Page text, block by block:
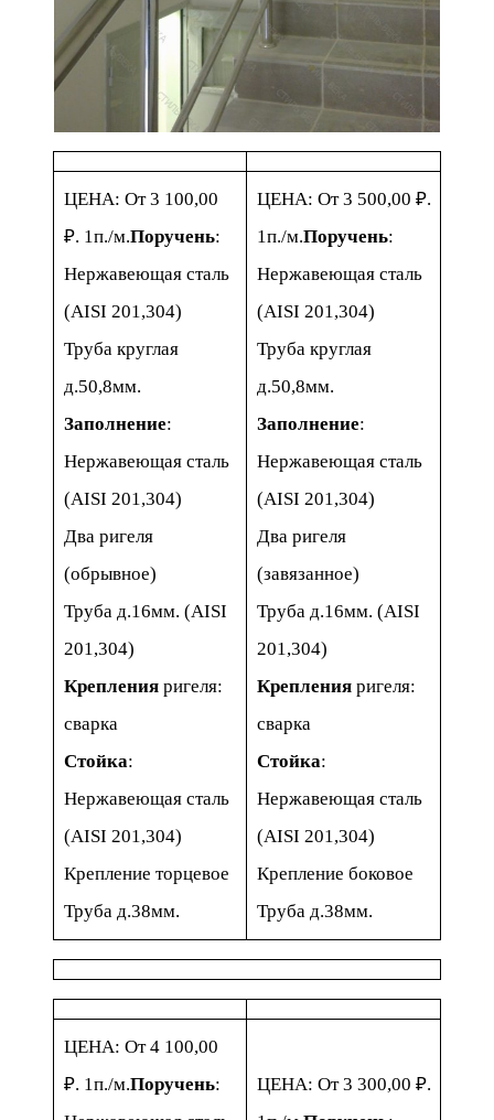
ЦЕНА: От 3 100,00
₽. 1п./м.Поручень:
Нержавеющая сталь
(AISI 201,304)
Труба круглая
д.50,8мм.
Заполнение:
Нержавеющая сталь
(AISI 201,304)
Два ригеля
(обрывное)
Труба д.16мм. (AISI
201,304)
Крепленияригеля:
сварка
Стойка:
Нержавеющая сталь
(AISI 201,304)
Крепление торцевое
Труба д.38мм.
ЦЕНА: От 3 500,00 ₽.
1п./м.Поручень:
Нержавеющая сталь
(AISI 201,304)
Труба круглая
д.50,8мм.
Заполнение:
Нержавеющая сталь
(AISI 201,304)
Два ригеля
(завязанное)
Труба д.16мм. (AISI
201,304)
Крепленияригеля:
сварка
Стойка:
Нержавеющая сталь
(AISI 201,304)
Крепление боковое
Труба д.38мм.
ЦЕНА: От 4 100,00
₽. 1п./м.Поручень:
ЦЕНА: От 3 300,00 ₽.